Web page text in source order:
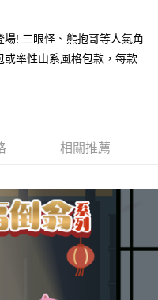
大哥付你分期系統評分，恕無
」於每月結算日後寄送繳費提
碼／台灣大直營門市／銀行轉
。
的支付方式。 讓您購物簡單
結帳。
將跳轉至「AFTEE先享後付」
。
中的連結，可透過四大超商／
費
費
! 三眼怪、熊抱哥等人氣角
率性山系風格包款，每款
相關推薦